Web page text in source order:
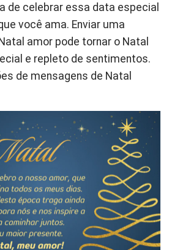
de celebrar essa data especial
você ama. Enviar uma
amor pode tornar o Natal
e repleto de sentimentos.
de mensagens de Natal